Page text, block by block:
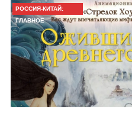
РОССИЯ-КИТАЙ:
ГЛАВНОЕ